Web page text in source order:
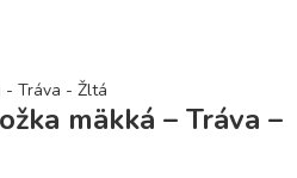
mäkká – Tráva –